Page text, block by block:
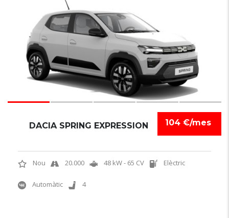
104 €/mes
DACIA SPRING EXPRESSION
Nou 20.000 48 kW - 65 CV Elèctric
Automàtic 4